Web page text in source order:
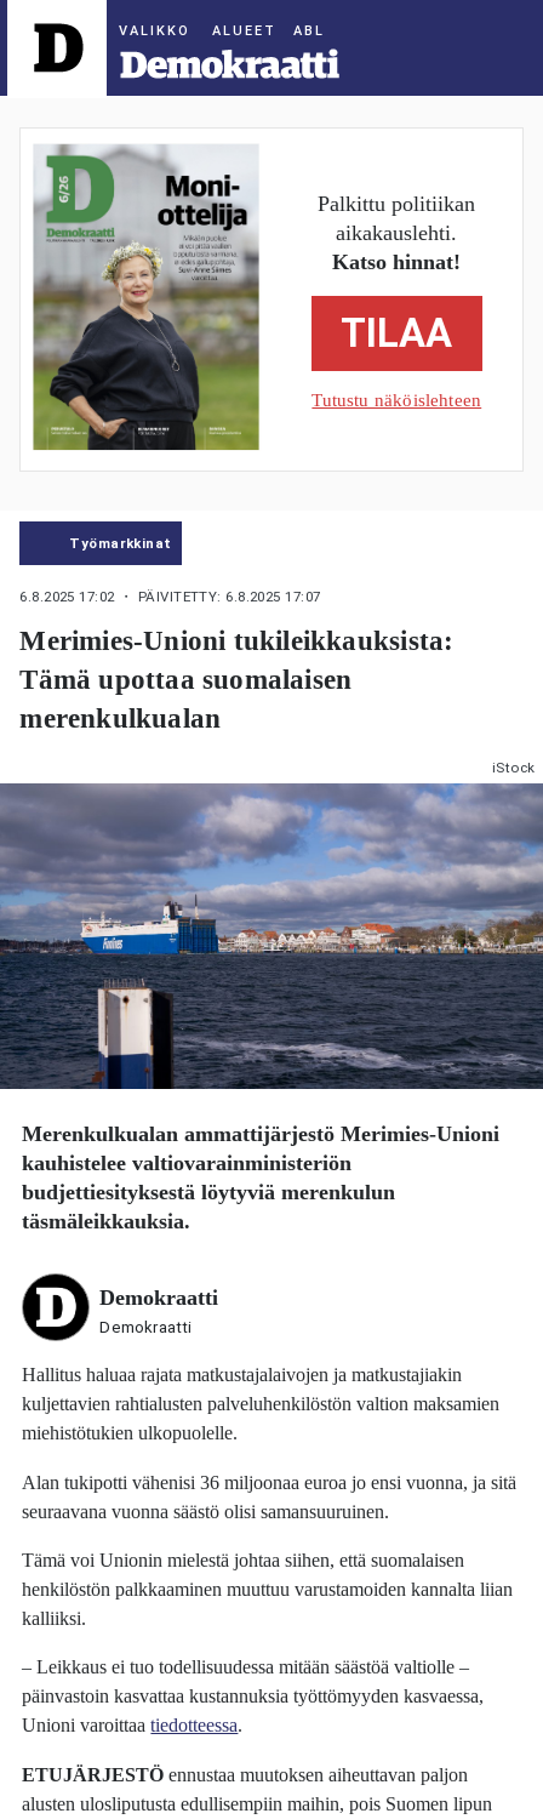
ALUEET
Palkittu politiikan
aikakauslehti.
Katso hinnat!
TILAA
Tutustu näköislehteen
Työmarkkinat
6.8.2025 17:02 ・ PÄIVITETTY: 6.8.2025 17:07
Merimies-Unioni tukileikkauksista:
Tämä upottaa suomalaisen
merenkulkualan
iStock
Merenkulkualan ammattijärjestö Merimies-Unioni
kauhistelee valtiovarainministeriön
budjettiesityksestä löytyviä merenkulun
täsmäleikkauksia.
Demokraatti
Demokraatti
Hallitus haluaa rajata matkustajalaivojen ja matkustajiakin
kuljettavien rahtialusten palveluhenkilöstön valtion maksamien
miehistötukien ulkopuolelle.
Alan tukipotti vähenisi 36 miljoonaa euroa jo ensi vuonna, ja sitä
seuraavana vuonna säästö olisi samansuuruinen.
Tämä voi Unionin mielestä johtaa siihen, että suomalaisen
henkilöstön palkkaaminen muuttuu varustamoiden kannalta liian
kalliiksi.
– Leikkaus ei tuo todellisuudessa mitään säästöä valtiolle –
päinvastoin kasvattaa kustannuksia työttömyyden kasvaessa,
Unioni varoittaatiedotteessa.
ETUJÄRJESTÖ ennustaa muutoksen aiheuttavan paljon
alusten ulosliputusta edullisempiin maihin, pois Suomen lipun